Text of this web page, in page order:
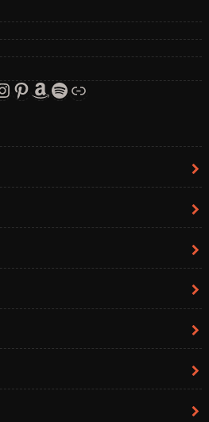
Pinterest
Amazon
Spotify
リンク